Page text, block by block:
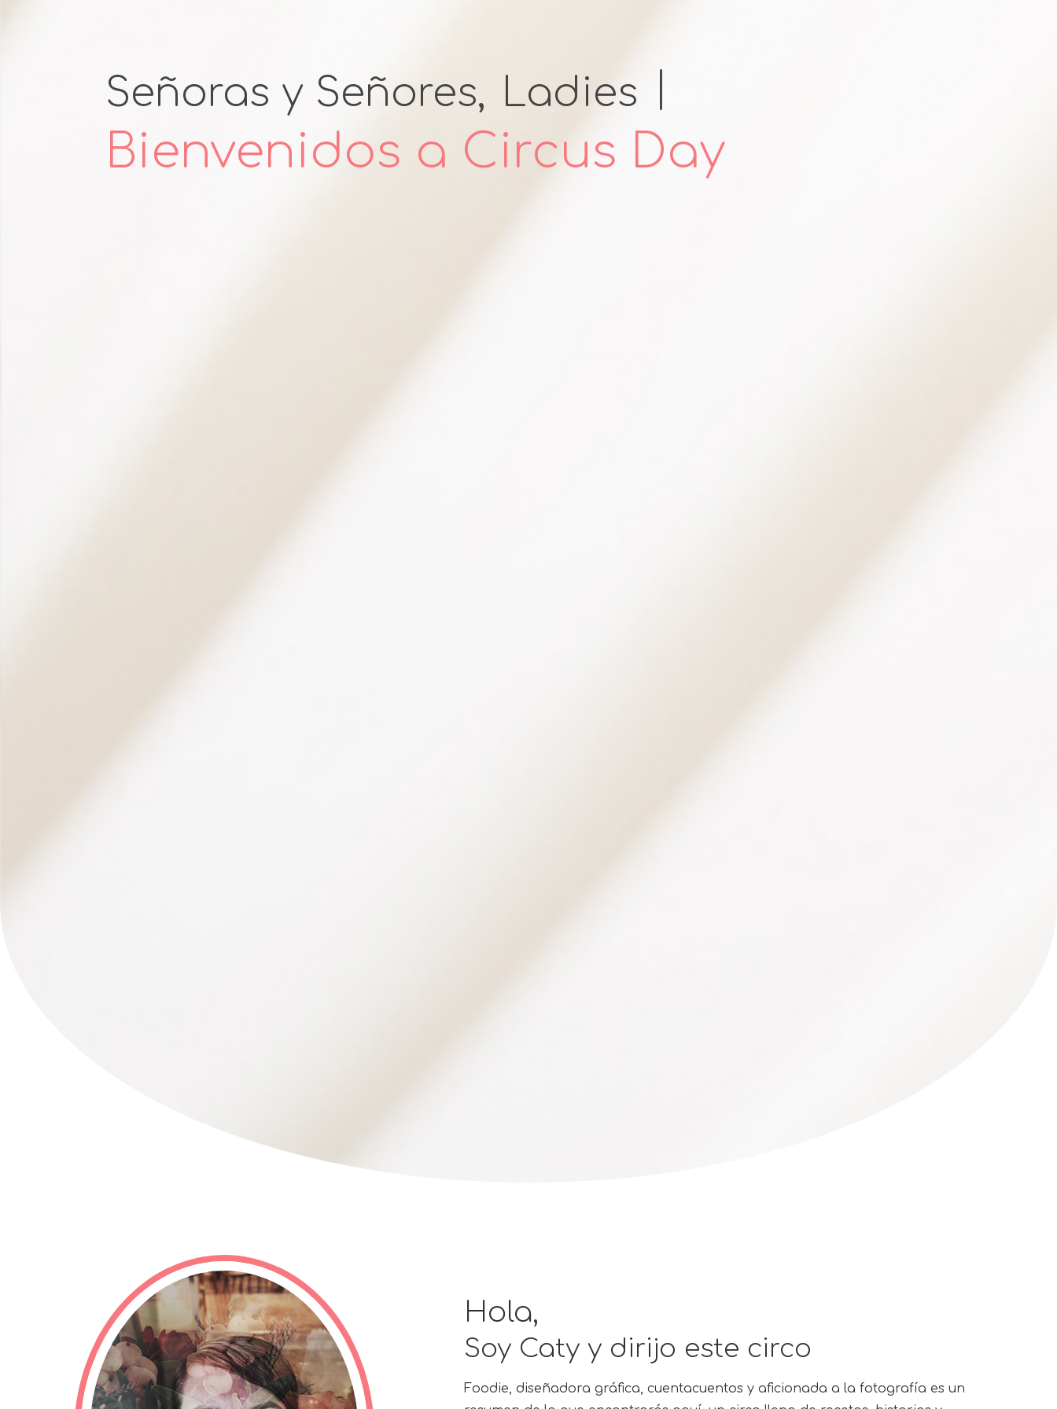
Señoras y Señores, Ladies & Gentlemen
Bienvenidos a Circus Day
Hola,
Soy Caty y dirijo este circo
Foodie, diseñadora gráfica, cuentacuentos y aficionada a la fotografía es un